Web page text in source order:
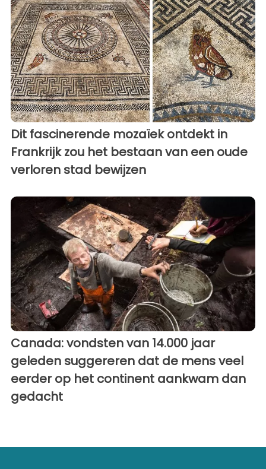
Dit fascinerende mozaïek ontdekt in
Frankrijk zou het bestaan van een oude
verloren stad bewijzen
Canada: vondsten van 14.000 jaar
geleden suggereren dat de mens veel
eerder op het continent aankwam dan
gedacht